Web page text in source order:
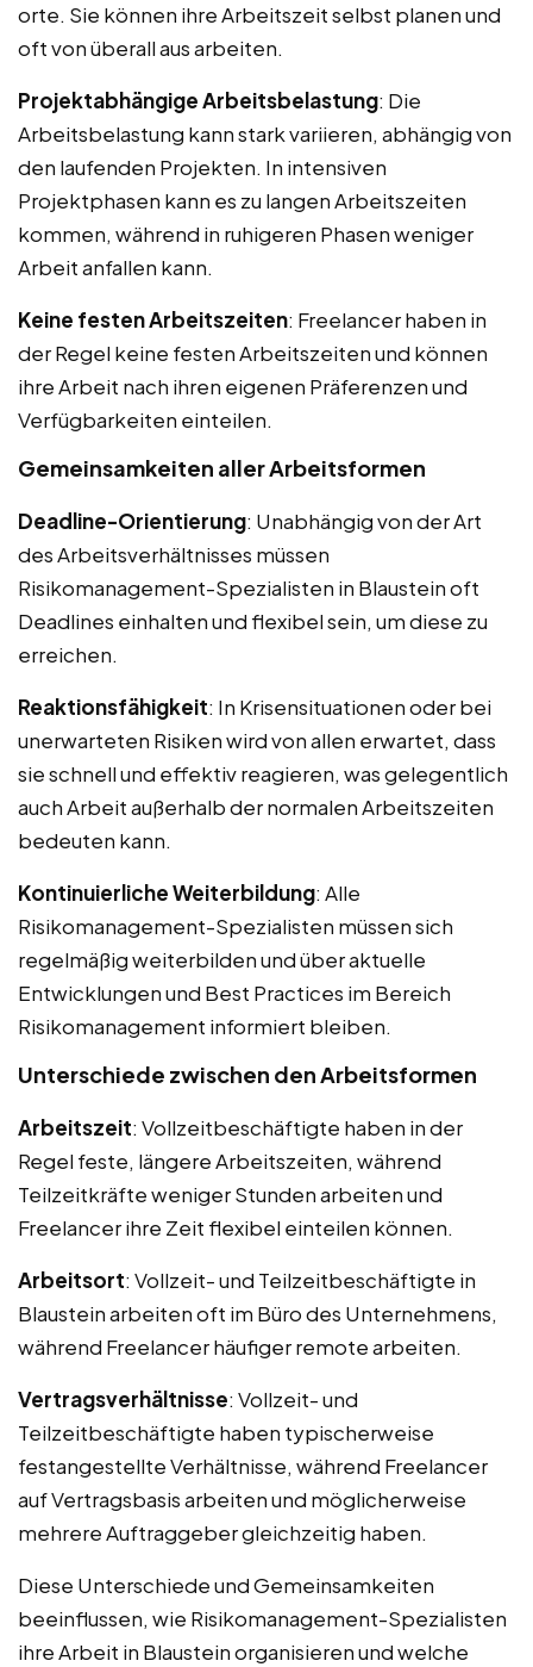
orte. Sie können ihre Arbeitszeit selbst planen und
oft von überall aus arbeiten.
Projektabhängige Arbeitsbelastung: Die
Arbeitsbelastung kann stark variieren, abhängig von
den laufenden Projekten. In intensiven
Projektphasen kann es zu langen Arbeitszeiten
kommen, während in ruhigeren Phasen weniger
Arbeit anfallen kann.
Keine festen Arbeitszeiten: Freelancer haben in
der Regel keine festen Arbeitszeiten und können
ihre Arbeit nach ihren eigenen Präferenzen und
Verfügbarkeiten einteilen.
Gemeinsamkeiten aller Arbeitsformen
Deadline-Orientierung: Unabhängig von der Art
des Arbeitsverhältnisses müssen
Risikomanagement-Spezialisten in Blaustein oft
Deadlines einhalten und flexibel sein, um diese zu
erreichen.
Reaktionsfähigkeit: In Krisensituationen oder bei
unerwarteten Risiken wird von allen erwartet, dass
sie schnell und effektiv reagieren, was gelegentlich
auch Arbeit außerhalb der normalen Arbeitszeiten
bedeuten kann.
Kontinuierliche Weiterbildung: Alle
Risikomanagement-Spezialisten müssen sich
regelmäßig weiterbilden und über aktuelle
Entwicklungen und Best Practices im Bereich
Risikomanagement informiert bleiben.
Unterschiede zwischen den Arbeitsformen
Arbeitszeit: Vollzeitbeschäftigte haben in der
Regel feste, längere Arbeitszeiten, während
Teilzeitkräfte weniger Stunden arbeiten und
Freelancer ihre Zeit flexibel einteilen können.
Arbeitsort: Vollzeit- und Teilzeitbeschäftigte in
Blaustein arbeiten oft im Büro des Unternehmens,
während Freelancer häufiger remote arbeiten.
Vertragsverhältnisse: Vollzeit- und
Teilzeitbeschäftigte haben typischerweise
festangestellte Verhältnisse, während Freelancer
auf Vertragsbasis arbeiten und möglicherweise
mehrere Auftraggeber gleichzeitig haben.
Diese Unterschiede und Gemeinsamkeiten
beeinflussen, wie Risikomanagement-Spezialisten
ihre Arbeit in Blaustein organisieren und welche